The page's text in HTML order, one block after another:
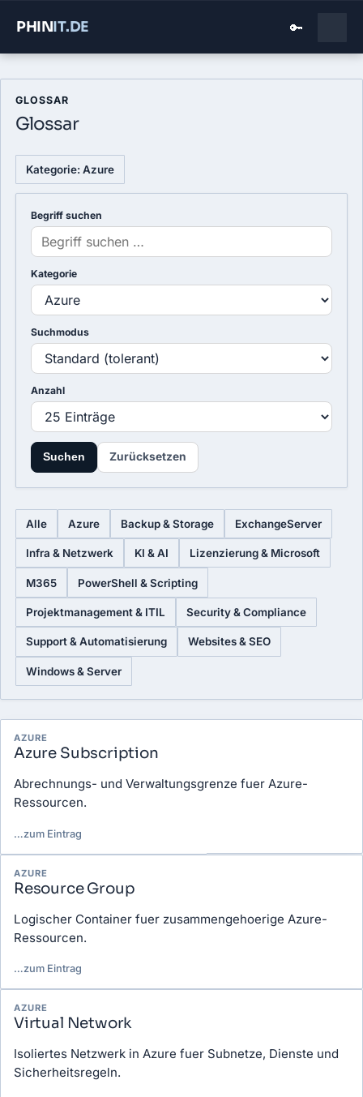
PHINIT.DE 🔑
GLOSSAR
Glossar
Kategorie: Azure
Begriff suchen
Kategorie
Suchmodus
Anzahl
Suchen Zurücksetzen
Alle Azure Backup & Storage ExchangeServer
Infra & Netzwerk KI & AI Lizenzierung & Microsoft
M365 PowerShell & Scripting
Projektmanagement & ITIL Security & Compliance
Support & Automatisierung Websites & SEO
Windows & Server
Gefilterte Glossar-Einträge
AZURE
Azure Subscription
Abrechnungs- und Verwaltungsgrenze fuer Azure-
Ressourcen.
…zum Eintrag
AZURE
Resource Group
Logischer Container fuer zusammengehoerige Azure-
Ressourcen.
…zum Eintrag
AZURE
Virtual Network
Isoliertes Netzwerk in Azure fuer Subnetze, Dienste und
Sicherheitsregeln.